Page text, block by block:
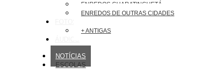
ENREDOS GUARATINGUETÁ
ENREDOS DE OUTRAS CIDADES
+ ANTIGAS
NOTÍCIAS
ESCOLAS